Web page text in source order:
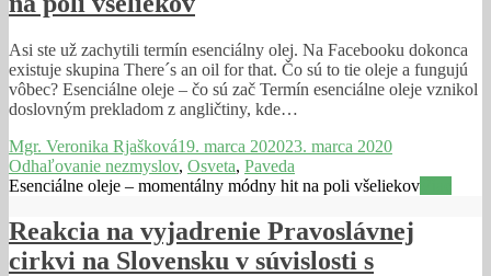
Asi ste už zachytili termín esenciálny olej. Na Facebooku dokonca
existuje skupina There´s an oil for that. Čo sú to tie oleje a fungujú
vôbec? Esenciálne oleje – čo sú zač Termín esenciálne oleje vznikol
doslovným prekladom z angličtiny, kde…
Mgr. Veronika Rjašková19. marca 202023. marca 2020
Odhaľovanie nezmyslov, Osveta, Paveda
Esenciálne oleje – momentálny módny hit na poli všeliekov
Reakcia na vyjadrenie Pravoslávnej
cirkvi na Slovensku v súvislosti s